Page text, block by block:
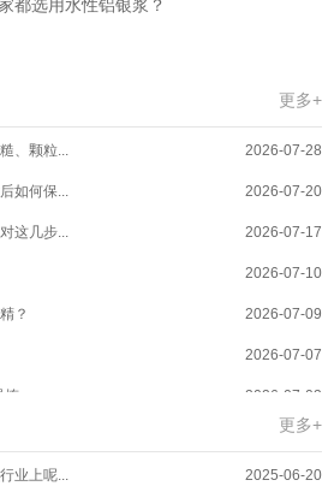
都选用水性铝银浆？
更多+
2026-08-04
、颗粒... 2026-07-28
如何保... 2026-07-20
这几步... 2026-07-17
2026-07-10
？ 2026-07-09
2026-07-07
... 2026-07-03
配全攻... 2026-01-20
防伪吗... 2026-08-05
更多+
？这篇... 2026-06-11
理？ 2025-07-11
业上呢... 2025-06-20